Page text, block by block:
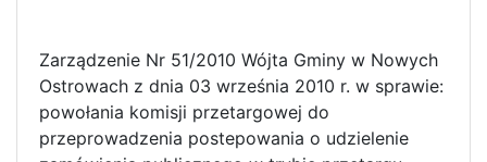
Zarządzenie Nr 51/2010 Wójta Gminy w Nowych
Ostrowach z dnia 03 września 2010 r. w sprawie:
powołania komisji przetargowej do
przeprowadzenia postepowania o udzielenie